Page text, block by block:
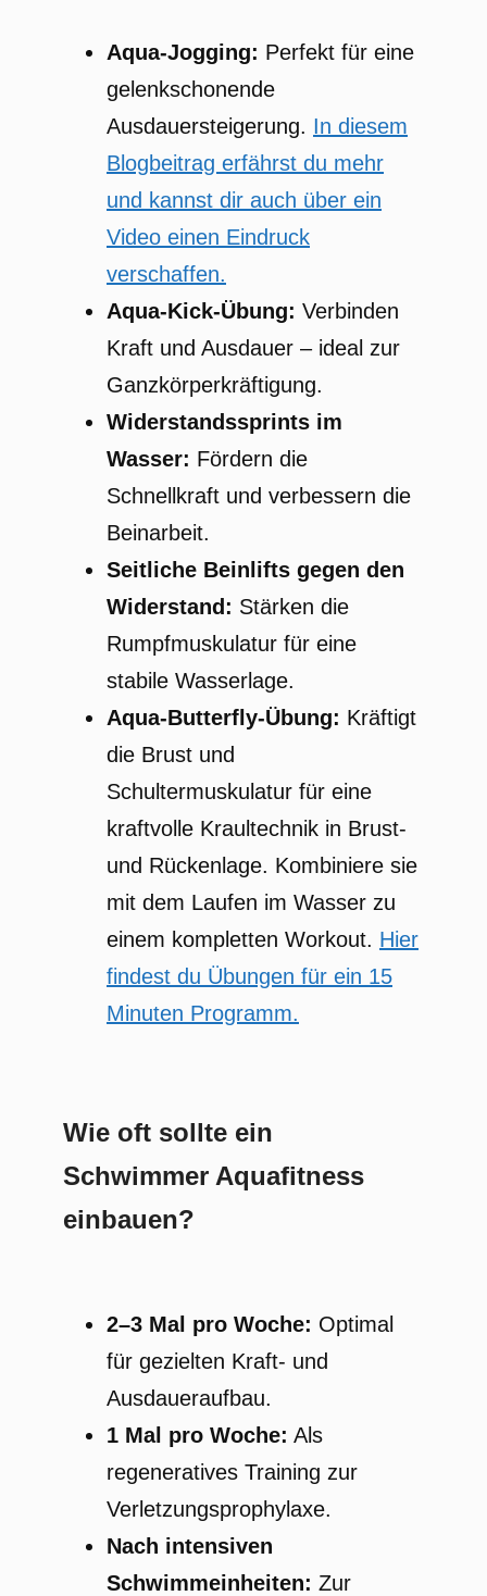
Aqua-Jogging: Perfekt für eine
gelenkschonende
Ausdauersteigerung. In diesem
Blogbeitrag erfährst du mehr
und kannst dir auch über ein
Video einen Eindruck
verschaffen.
Aqua-Kick-Übung: Verbinden
Kraft und Ausdauer – ideal zur
Ganzkörperkräftigung.
Widerstandssprints im
Wasser: Fördern die
Schnellkraft und verbessern die
Beinarbeit.
Seitliche Beinlifts gegen den
Widerstand: Stärken die
Rumpfmuskulatur für eine
stabile Wasserlage.
Aqua-Butterfly-Übung: Kräftigt
die Brust und
Schultermuskulatur für eine
kraftvolle Kraultechnik in Brust-
und Rückenlage. Kombiniere sie
mit dem Laufen im Wasser zu
einem kompletten Workout. Hier
findest du Übungen für ein 15
Minuten Programm.
Wie oft sollte ein
Schwimmer Aquafitness
einbauen?
2–3 Mal pro Woche: Optimal
für gezielten Kraft- und
Ausdaueraufbau.
1 Mal pro Woche: Als
regeneratives Training zur
Verletzungsprophylaxe.
Nach intensiven
Schwimmeinheiten: Zur